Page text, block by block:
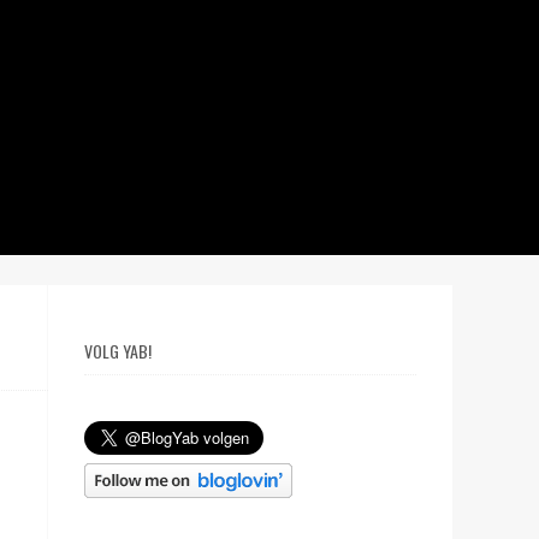
VOLG YAB!